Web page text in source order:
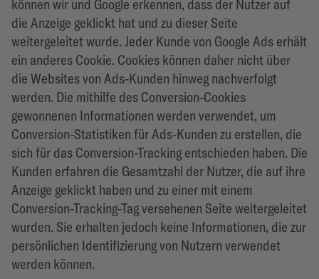
können wir und Google erkennen, dass der Nutzer auf
die Anzeige geklickt hat und zu dieser Seite
weitergeleitet wurde. Jeder Kunde von Google Ads erhält
ein anderes Cookie. Cookies können daher nicht über
die Websites von Ads-Kunden hinweg nachverfolgt
werden. Die mithilfe des Conversion-Cookies
gewonnenen Informationen werden verwendet, um
Conversion-Statistiken für Ads-Kunden zu erstellen, die
sich für das Conversion-Tracking entschieden haben. Die
Kunden erfahren die Gesamtzahl der Nutzer, die auf ihre
Anzeige geklickt haben und zu einer mit einem
Conversion-Tracking-Tag versehenen Seite weitergeleitet
wurden. Sie erhalten jedoch keine Informationen, die zur
persönlichen Identifizierung von Nutzern verwendet
werden können.